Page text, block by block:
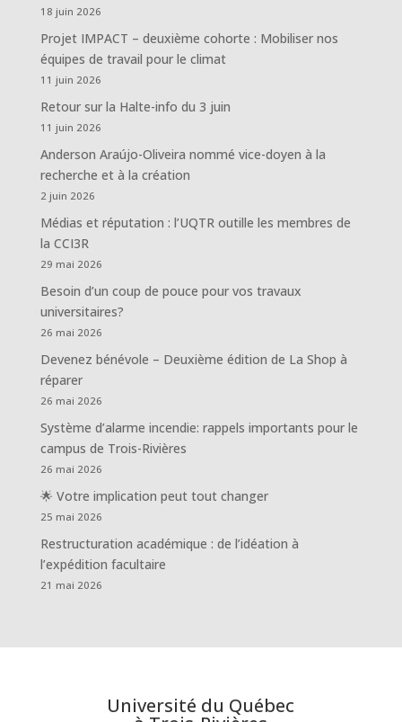
18 juin 2026
Projet IMPACT – deuxième cohorte : Mobiliser nos
équipes de travail pour le climat
11 juin 2026
Retour sur la Halte-info du 3 juin
11 juin 2026
Anderson Araújo-Oliveira nommé vice-doyen à la
recherche et à la création
2 juin 2026
Médias et réputation : l’UQTR outille les membres de
la CCI3R
29 mai 2026
Besoin d’un coup de pouce pour vos travaux
universitaires?
26 mai 2026
Devenez bénévole – Deuxième édition de La Shop à
réparer
26 mai 2026
Système d’alarme incendie: rappels importants pour le
campus de Trois-Rivières
26 mai 2026
🌟 Votre implication peut tout changer
25 mai 2026
Restructuration académique : de l’idéation à
l’expédition facultaire
21 mai 2026
Université du Québec